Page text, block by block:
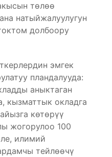
төлөө
натыйжалуулугун
долбоору
эмгек
пландалууда:
аныктаган
кызматтык окладга
көтөрүү
жогорулоо 100
илимий
тейлөөчү